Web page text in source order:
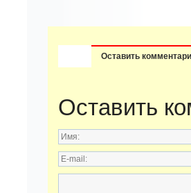
Оставить
Оставить